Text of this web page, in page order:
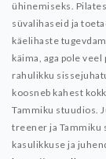
ühinemiseks.
süvalihaseid ja
käelihaste
käima, aga pole
rahulikku
koosneb kahest
Tammiku stuudios.
treener ja Tammiku
kasulikkuse ja